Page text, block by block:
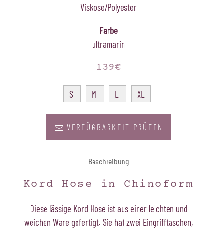
Viskose/Polyester
Farbe
ultramarin
139€
S M L XL
VERFÜGBARKEIT PRÜFEN
Beschreibung
Kord Hose in Chinoform
Diese lässige Kord Hose ist aus einer leichten und
weichen Ware gefertigt. Sie hat zwei Eingrifftaschen,